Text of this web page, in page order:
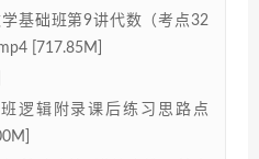
基础班第9讲代数（考点32
[717.85M]
逻辑附录课后练习思路点